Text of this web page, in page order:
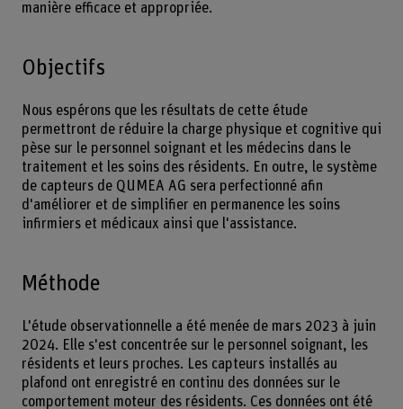
manière efficace et appropriée.
Objectifs
Nous espérons que les résultats de cette étude
permettront de réduire la charge physique et cognitive qui
pèse sur le personnel soignant et les médecins dans le
traitement et les soins des résidents. En outre, le système
de capteurs de QUMEA AG sera perfectionné afin
d'améliorer et de simplifier en permanence les soins
infirmiers et médicaux ainsi que l'assistance.
Méthode
L'étude observationnelle a été menée de mars 2023 à juin
2024. Elle s'est concentrée sur le personnel soignant, les
résidents et leurs proches. Les capteurs installés au
plafond ont enregistré en continu des données sur le
comportement moteur des résidents. Ces données ont été